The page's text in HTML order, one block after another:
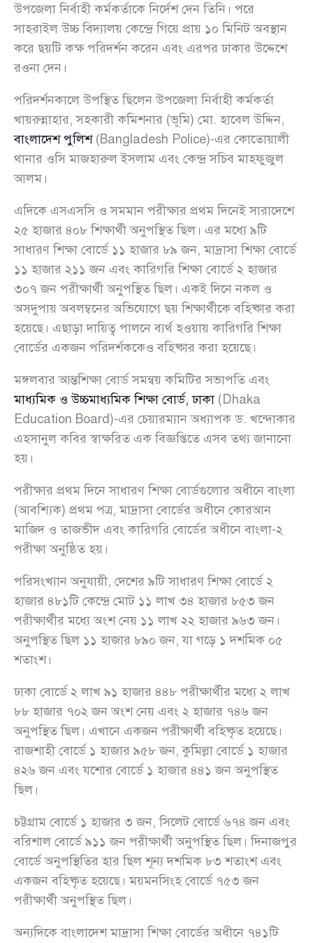
উপজেলা নির্বাহী কর্মকর্তাকে নির্দেশ দেন তিনি। পরে
সাহরাইল উচ্চ বিদ্যালয় কেন্দ্রে গিয়ে প্রায় ১০ মিনিট অবস্থান
করে ছয়টি কক্ষ পরিদর্শন করেন এবং এরপর ঢাকার উদ্দেশে
রওনা দেন।
পরিদর্শনকালে উপস্থিত ছিলেন উপজেলা নির্বাহী কর্মকর্তা
খায়রুন্নাহার, সহকারী কমিশনার (ভূমি) মো. হাবেল উদ্দিন,
বাংলাদেশ পুলিশ(Bangladesh Police)-এর কোতোয়ালী
থানার ওসি মাজহারুল ইসলাম এবং কেন্দ্র সচিব মাহফুজুল
আলম।
এদিকে এসএসসি ও সমমান পরীক্ষার প্রথম দিনেই সারাদেশে
২৫ হাজার ৪০৮ শিক্ষার্থী অনুপস্থিত ছিল। এর মধ্যে ৯টি
সাধারণ শিক্ষা বোর্ডে ১১ হাজার ৮৯ জন, মাদ্রাসা শিক্ষা বোর্ডে
১১ হাজার ২১১ জন এবং কারিগরি শিক্ষা বোর্ডে ২ হাজার
৩০৭ জন পরীক্ষার্থী অনুপস্থিত ছিল। একই দিনে নকল ও
অসদুপায় অবলম্বনের অভিযোগে ছয় শিক্ষার্থীকে বহিষ্কার করা
হয়েছে। এছাড়া দায়িত্ব পালনে ব্যর্থ হওয়ায় কারিগরি শিক্ষা
বোর্ডের একজন পরিদর্শককেও বহিষ্কার করা হয়েছে।
মঙ্গলবার আন্তশিক্ষা বোর্ড সমন্বয় কমিটির সভাপতি এবং
মাধ্যমিক ও উচ্চমাধ্যমিক শিক্ষা বোর্ড, ঢাকা (Dhaka
Education Board)-এর চেয়ারম্যান অধ্যাপক ড. খন্দোকার
এহসানুল কবির স্বাক্ষরিত এক বিজ্ঞপ্তিতে এসব তথ্য জানানো
হয়।
পরীক্ষার প্রথম দিনে সাধারণ শিক্ষা বোর্ডগুলোর অধীনে বাংলা
(আবশ্যিক) প্রথম পত্র, মাদ্রাসা বোর্ডের অধীনে কোরআন
মাজিদ ও তাজভীদ এবং কারিগরি বোর্ডের অধীনে বাংলা-২
পরীক্ষা অনুষ্ঠিত হয়।
পরিসংখ্যান অনুযায়ী, দেশের ৯টি সাধারণ শিক্ষা বোর্ডে ২
হাজার ৪৮১টি কেন্দ্রে মোট ১১ লাখ ৩৪ হাজার ৮৫৩ জন
পরীক্ষার্থীর মধ্যে অংশ নেয় ১১ লাখ ২২ হাজার ৯৬৩ জন।
অনুপস্থিত ছিল ১১ হাজার ৮৯০ জন, যা গড়ে ১ দশমিক ০৫
শতাংশ।
ঢাকা বোর্ডে ২ লাখ ৯১ হাজার ৪৪৮ পরীক্ষার্থীর মধ্যে ২ লাখ
৮৮ হাজার ৭০২ জন অংশ নেয় এবং ২ হাজার ৭৪৬ জন
অনুপস্থিত ছিল। এখানে একজন পরীক্ষার্থী বহিষ্কৃত হয়েছে।
রাজশাহী বোর্ডে ১ হাজার ৯৫৮ জন, কুমিল্লা বোর্ডে ১ হাজার
৪২৬ জন এবং যশোর বোর্ডে ১ হাজার ৪৪১ জন অনুপস্থিত
ছিল।
চট্টগ্রাম বোর্ডে ১ হাজার ৩ জন, সিলেট বোর্ডে ৬৭৪ জন এবং
বরিশাল বোর্ডে ৯১১ জন পরীক্ষার্থী অনুপস্থিত ছিল। দিনাজপুর
বোর্ডে অনুপস্থিতির হার ছিল শূন্য দশমিক ৮৩ শতাংশ এবং
একজন বহিষ্কৃত হয়েছে। ময়মনসিংহ বোর্ডে ৭৫৩ জন
পরীক্ষার্থী অনুপস্থিত ছিল।
অন্যদিকে বাংলাদেশ মাদ্রাসা শিক্ষা বোর্ডের অধীনে ৭৪১টি